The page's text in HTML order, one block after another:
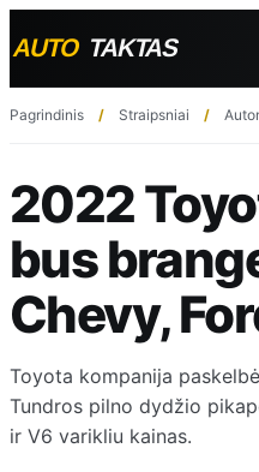
Pagrindinis Straipsniai
2022
bus
Chevy,
Toyota kompanija
Tundros pilno dydžio
ir V6 varikliu kainas.